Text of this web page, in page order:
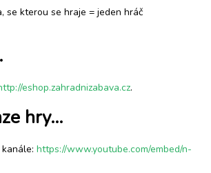
se kterou se hraje = jeden hráč
eshop.zahradnizabava.cz.
hry…
kanále:https://www.youtube.com/embed/n-